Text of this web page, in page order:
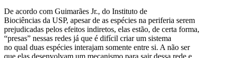
De acordo com Guimarães Jr., do Instituto de
Biociências da USP, apesar de as espécies na periferia serem
prejudicadas pelos efeitos indiretos, elas estão, de certa forma,
“presas” nessas redes já que é difícil criar um sistema
no qual duas espécies interajam somente entre si. A não ser
que elas desenvolvam um mecanismo para sair dessa rede e